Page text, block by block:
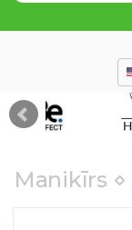
Manikīrs ⋄